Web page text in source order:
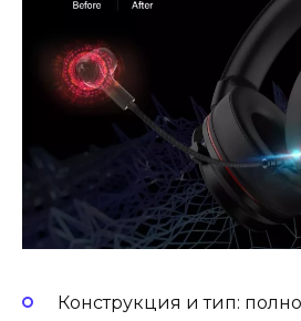
Конструкция и тип: